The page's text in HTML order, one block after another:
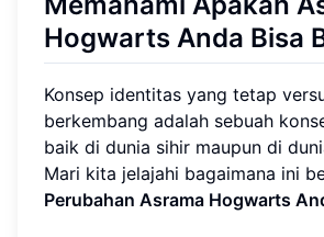
Hogwarts Anda Bisa
Konsep identitas yang tetap
berkembang adalah sebuah
baik di dunia sihir maupun di
Mari kita jelajahi bagaimana ini
Perubahan Asrama Hogwarts